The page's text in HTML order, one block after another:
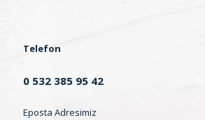
Telefon
0 532 385 95 42
Eposta Adresimiz